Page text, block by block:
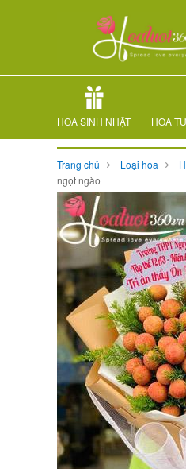
HOA SINH NHẬT HOA
Trang chủ Loại hoa
ngọt ngào